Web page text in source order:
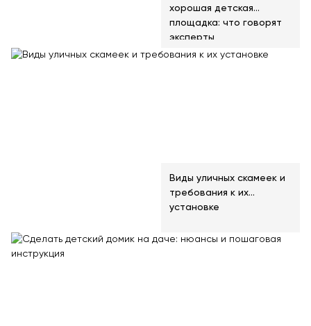
хорошая детская
площадка: что говорят
эксперты
Виды уличных скамеек и
требования к их
установке